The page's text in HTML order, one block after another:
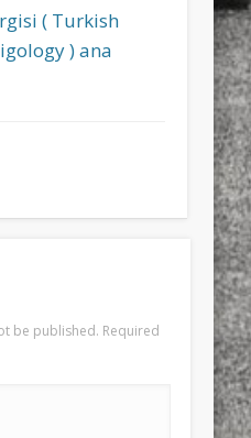
( Turkish
) ana
be published. Required